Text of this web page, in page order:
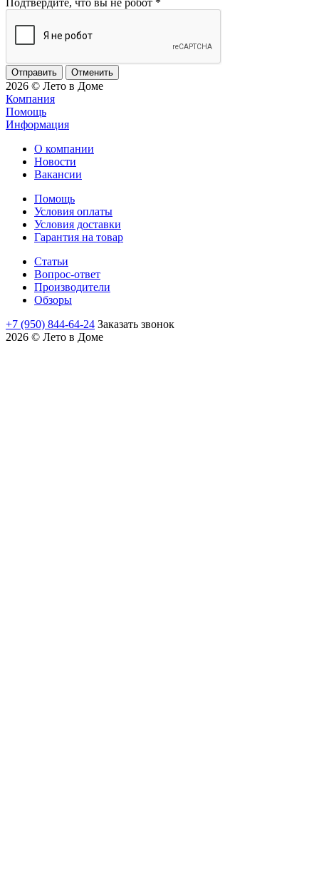
Подтвердите, что вы не робот *
Отменить
2026 © Лето в Доме
Компания
Помощь
Информация
О компании
Новости
Вакансии
Помощь
Условия оплаты
Условия доставки
Гарантия на товар
Статьи
Вопрос-ответ
Производители
Обзоры
+7 (950) 844-64-24 Заказать звонок
2026 © Лето в Доме